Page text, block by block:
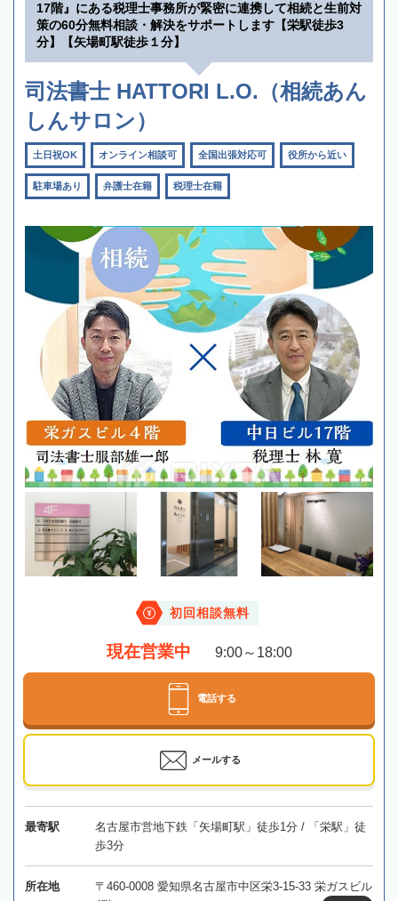
17階』にある税理士事務所が緊密に連携して相続と生前対
策の60分無料相談・解決をサポートします【栄駅徒歩3
分】【矢場町駅徒歩１分】
司法書士 HATTORI L.O.（相続あん
しんサロン）
土日祝OK オンライン相談可 全国出張対応可 役所から近い
駐車場あり 弁護士在籍 税理士在籍
初回相談無料
現在営業中 9:00～18:00
電話する
メールする
最寄駅
名古屋市営地下鉄「矢場町駅」徒歩1分 / 「栄駅」徒
歩3分
所在地
〒460-0008 愛知県名古屋市中区栄3-15-33 栄ガスビル